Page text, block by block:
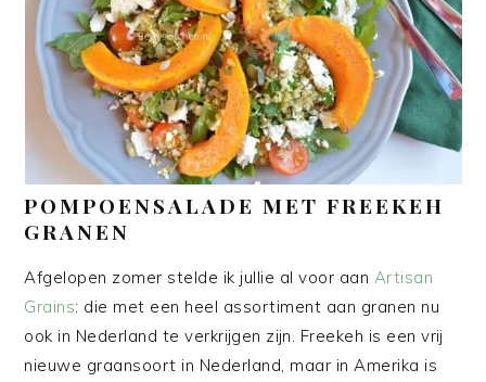
POMPOENSALADE MET FREEKEH
GRANEN
Afgelopen zomer stelde ik jullie al voor aan Artisan
Grains: die met een heel assortiment aan granen nu
ook in Nederland te verkrijgen zijn. Freekeh is een vrij
nieuwe graansoort in Nederland, maar in Amerika is